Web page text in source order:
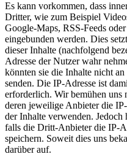
Es kann vorkommen, dass
Dritter, wie zum Beispiel
Google-Maps, RSS-Feeds
eingebunden werden. Dies
dieser Inhalte (nachfolgend
Adresse der Nutzer wahr
könnten sie die Inhalte nicht
senden. Die IP-Adresse ist
erforderlich. Wir bemühen uns
deren jeweilige Anbieter die
der Inhalte verwenden.
falls die Dritt-Anbieter die IP-
speichern. Soweit dies uns
darüber auf.